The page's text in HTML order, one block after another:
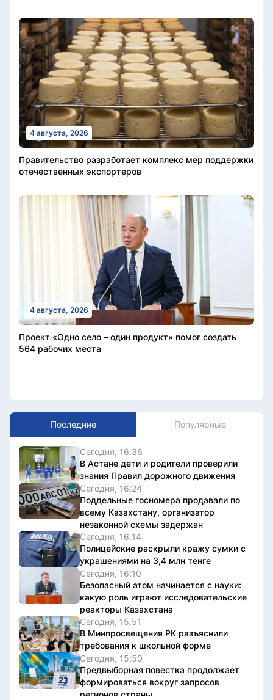
4 августа, 2026
Правительство разработает комплекс мер поддержки
отечественных экспортеров
4 августа, 2026
Проект «Одно село – один продукт» помог создать
564 рабочих места
Последние Популярные
Сегодня, 16:36
В Астане дети и родители проверили
знания Правил дорожного движения
Сегодня, 16:24
Поддельные госномера продавали по
всему Казахстану, организатор
незаконной схемы задержан
Сегодня, 16:14
Полицейские раскрыли кражу сумки с
украшениями на 3,4 млн тенге
Сегодня, 16:10
Безопасный атом начинается с науки:
какую роль играют исследовательские
реакторы Казахстана
Сегодня, 15:51
В Минпросвещения РК разъяснили
требования к школьной форме
Сегодня, 15:50
Предвыборная повестка продолжает
формироваться вокруг запросов
регионов страны